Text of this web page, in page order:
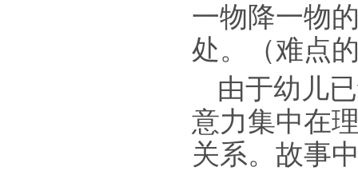
一物降一物
处。（难点
由于幼儿
意力集中在
关系。故事